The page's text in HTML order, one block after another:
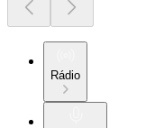
Rádio